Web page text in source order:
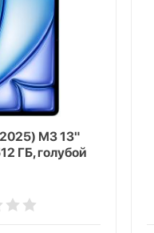
M3 13"
ГБ, голубой